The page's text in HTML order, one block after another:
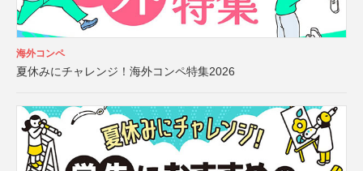
海外コンペ
夏休みにチャレンジ！海外コンペ特集2026